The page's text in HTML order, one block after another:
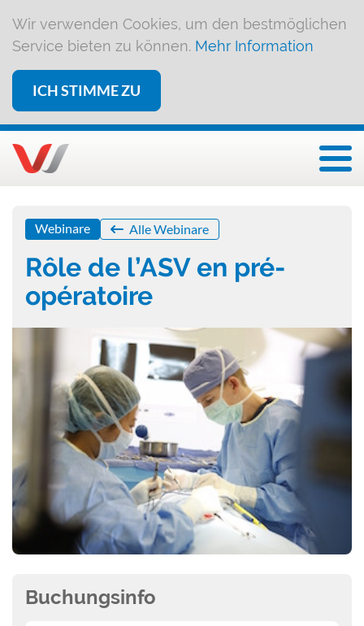
Wir verwenden Cookies, um den bestmöglichen
Service bieten zu können. Mehr Information
ICH STIMME ZU
Webinare Alle Webinare
Rôle de l’ASV en pré-
opératoire
Buchungsinfo